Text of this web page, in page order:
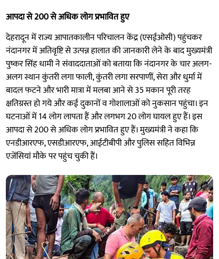
आपदा से 200 से अधिक लोग प्रभावित हुए
देहरादून में राज्य आपातकालीन परिचालन केंद्र (एसईओसी) पहुंचकर
नंदानगर में अतिवृष्टि से उत्पन्न हालात की जानकारी लेने के बाद मुख्यमंत्री
पुष्कर सिंह धामी ने संवाददाताओं को बताया कि नंदानगर के चार अलग-
अलग स्थान कुंतरी लगा फाली, कुंतरी लगा सरपाणीं, सेरा और धुर्मा में
बादल फटने और भारी मात्रा में मलबा आने से 35 मकान पूरी तरह
क्षतिग्रस्त हो गये और कई दुकानों व गोशालाओं को नुकसान पहुंचा। इन
घटनाओं में 14 लोग लापता हैं और लगभग 20 लोग घायल हुए हैं। इस
आपदा से 200 से अधिक लोग प्रभावित हुए हैं। मुख्यमंत्री ने कहा कि
एनडीआरएफ, एसडीआरएफ, आईटीबीपी और पुलिस सहित विभिन्न
एजेंसियां मौके पर पहुंच चुकी हैं।